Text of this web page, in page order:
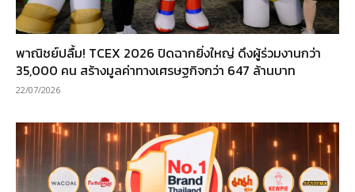
พาณิชย์ปลื้ม! TCEX 2026 ปิดฉากยิ่งใหญ่ ดึงผู้ร่วมงานกว่า
35,000 คน สร้างมูลค่าทางเศรษฐกิจกว่า 647 ล้านบาท
22/07/2026